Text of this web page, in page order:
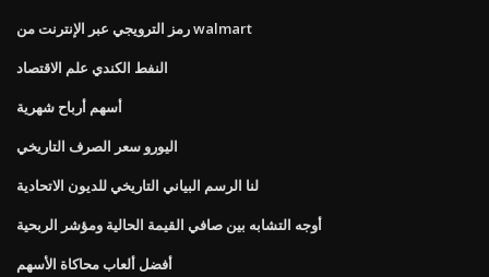
رمز الترويجي عبر الإنترنت من walmart
النفط الكندي علم الاقتصاد
أسهم أرباح شهرية
اليورو سعر الصرف التاريخي
لنا الرسم البياني التاريخي للديون الاتحادية
أوجه التشابه بين صافي القيمة الحالية ومؤشر الربحية
أفضل ألعاب محاكاة الأسهم